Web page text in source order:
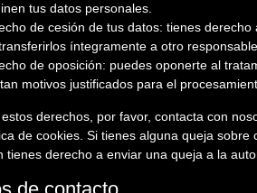
tus datos personales.
de cesión de tus datos: tienes
íntegramente a otro
de oposición: puedes oponerte al
motivos justificados para el
derechos, por favor, contacta con
de cookies. Si tienes alguna queja
tienes derecho a enviar una queja a la